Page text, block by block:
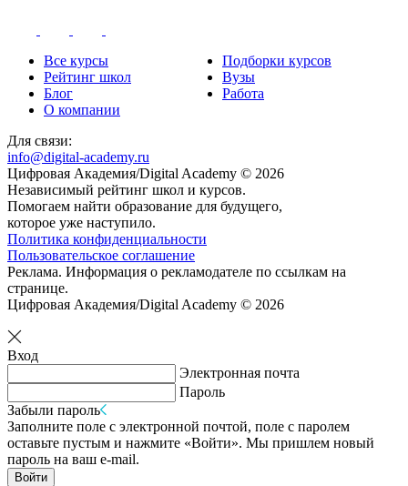
Все курсы
Подборки курсов
Рейтинг школ
Вузы
Блог
Работа
О компании
Для связи:
info@digital-academy.ru
Цифровая Академия/Digital Academy © 2026
Независимый рейтинг школ и курсов.
Помогаем найти образование для будущего,
которое уже наступило.
Политика конфиденциальности
Пользовательское соглашение
Реклама. Информация о рекламодателе по ссылкам на
странице.
Цифровая Академия/Digital Academy © 2026
Вход
Электронная почта
Пароль
Забыли пароль
Заполните поле с электронной почтой, поле с паролем
оставьте пустым и нажмите «Войти». Мы пришлем новый
пароль на ваш e-mail.
Войти